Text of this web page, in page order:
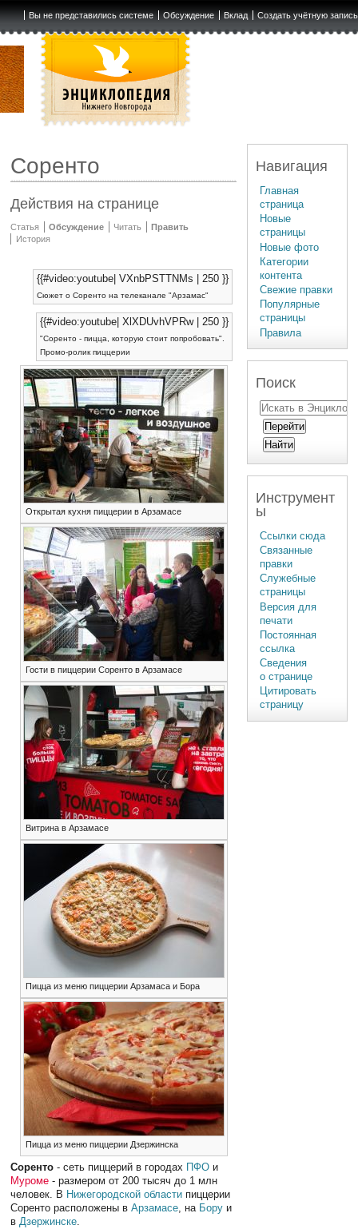
Вы не представились системе Обсуждение Вклад Создать учётную запись
Соренто
Действия на странице
Статья Обсуждение Читать
Править
История
{{#video:youtube| VXnbPSTTNMs | 250 }}
Сюжет о Соренто на телеканале "Арзамас"
{{#video:youtube| XlXDUvhVPRw | 250 }}
"Соренто - пицца, которую стоит попробовать".
Промо-ролик пиццерии
Открытая кухня пиццерии в Арзамасе
Гости в пиццерии Соренто в Арзамасе
Витрина в Арзамасе
Пицца из меню пиццерии Арзамаса и Бора
Пицца из меню пиццерии Дзержинска
Соренто - сеть пиццерий в городах ПФО и
Муроме - размером от 200 тысяч до 1 млн
человек. В Нижегородской области пиццерии
Соренто расположены вАрзамасе, на Бору и
вДзержинске.
Навигация
Главная
страница
Новые
страницы
Новые фото
Категории
контента
Свежие правки
Популярные
страницы
Правила
Поиск
Инструмент
ы
Ссылки сюда
Связанные
правки
Служебные
страницы
Версия для
печати
Постоянная
ссылка
Сведения
о странице
Цитировать
страницу